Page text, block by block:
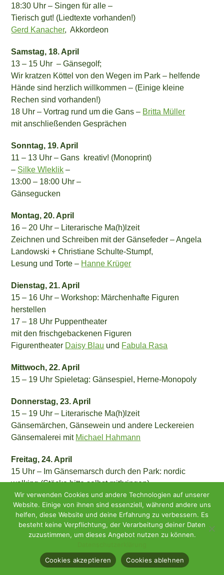
18:30 Uhr – Singen für alle –
Tierisch gut! (Liedtexte vorhanden!)
Gerd Kanacher, Akkordeon
Samstag, 18. April
13 – 15 Uhr – Gänsegolf;
Wir kratzen Köttel von den Wegen im Park – helfende
Hände sind herzlich willkommen – (Einige kleine
Rechen sind vorhanden!)
18 Uhr – Vortrag rund um die Gans – Britta Müller
mit anschließenden Gesprächen
Sonntag, 19. April
11 – 13 Uhr – Gans kreativ! (Monoprint)
– Silke Wleklik –
13:00 – 18:00 Uhr –
Gänsegucken
Montag, 20. April
16 – 20 Uhr – Literarische Ma(h)lzeit
Zeichnen und Schreiben mit der Gänsefeder – Angela
Landowski + Christiane Schulte-Stumpf,
Lesung und Torte – Hanne Krüger
Dienstag, 21. April
15 – 16 Uhr – Workshop: Märchenhafte Figuren
herstellen
17 – 18 Uhr Puppentheater
mit den frischgebackenen Figuren
Figurentheater Daisy Blau und Fabula Rasa
Mittwoch,22. April
15 – 19 Uhr Spieletag: Gänsespiel, Herne-Monopoly
Donnerstag, 23. April
15 – 19 Uhr – Literarische Ma(h)lzeit
Gänsemärchen, Gänsewein und andere Leckereien
Gänsemalerei mit Michael Hahmann
Freitag, 24. April
15 Uhr – Im Gänsemarsch durch den Park: nordic
walking (Stöcke bitte selbst mitbringen)
16 – 18 Uhr – Imbiss mit Gänsewein
Samstag, 25. April
14 – 18 Uhr – Gänsegucken
Sonntag, 26. April
13 – 18 Uhr – Finissage
Wir verwenden Cookies und andere Technologien auf unserer
Website. Einige von ihnen sind essenziell, während andere uns
helfen, diese Website und deine Erfahrung zu verbessern. Es
besteht keine Verpflichtung, der Verarbeitung deiner Daten
zuzustimmen, um dieses Angebot nutzen zu können.
Cookies akzeptieren
Cookies ablehnen